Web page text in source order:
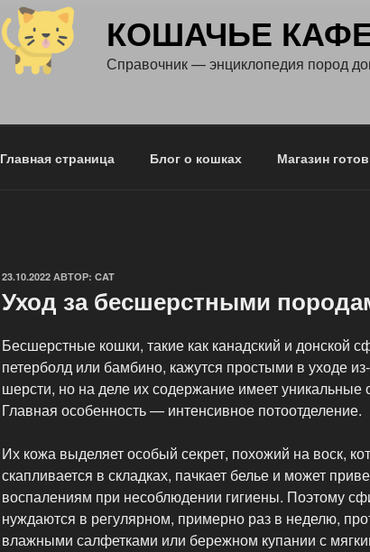
КОШАЧЬЕ
Справочник — энциклопедия пород
Главная страница Блог о кошках Магазин
ОПУБЛИКОВАНО
23.10.2022 АВТОР: CAT
Уход за бесшерстными
Бесшерстные кошки, такие как канадский и донской
петерболд или бамбино, кажутся простыми в уходе из-
шерсти, но на деле их содержание имеет уникальные
Главная особенность — интенсивное потоотделение.
Их кожа выделяет особый секрет, похожий на воск,
скапливается в складках, пачкает белье и может
воспалениям при несоблюдении гигиены. Поэтому
нуждаются в регулярном, примерно раз в неделю,
влажными салфетками или бережном купании с